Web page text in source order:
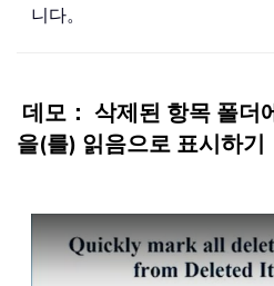
니다。
데모： 삭제된 항목 폴더
을(를) 읽음으로 표시하기